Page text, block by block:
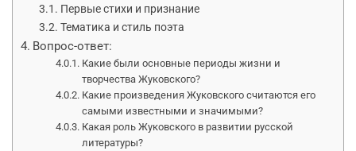
Первые стихи и признание
Тематика и стиль поэта
Вопрос-ответ:
Какие были основные периоды жизни и
творчества Жуковского?
Какие произведения Жуковского считаются его
самыми известными и значимыми?
Какая роль Жуковского в развитии русской
литературы?